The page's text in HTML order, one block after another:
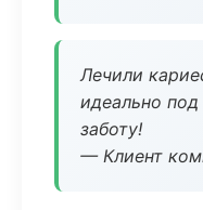
Лечили
идеально
заботу!
— Клиент